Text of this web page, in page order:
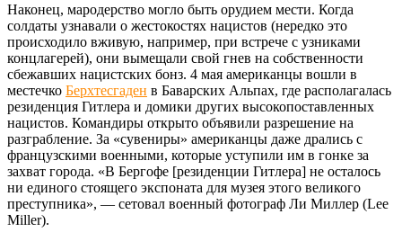
Наконец, мародерство могло быть орудием мести. Когда
солдаты узнавали о жестокостях нацистов (нередко это
происходило вживую, например, при встрече с узниками
концлагерей), они вымещали свой гнев на собственности
сбежавших нацистских бонз. 4 мая американцы вошли в
местечко Берхтесгаден в Баварских Альпах, где располагалась
резиденция Гитлера и домики других высокопоставленных
нацистов. Командиры открыто объявили разрешение на
разграбление. За «сувениры» американцы даже дрались с
французскими военными, которые уступили им в гонке за
захват города. «В Бергофе [резиденции Гитлера] не осталось
ни единого стоящего экспоната для музея этого великого
преступника», — сетовал военный фотограф Ли Миллер (Lee
Miller).